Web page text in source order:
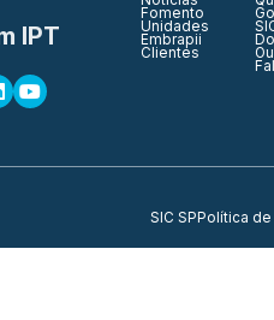
IPT
Fomento
Unidades
Embrapii
Clientes
SIC SPPolítica